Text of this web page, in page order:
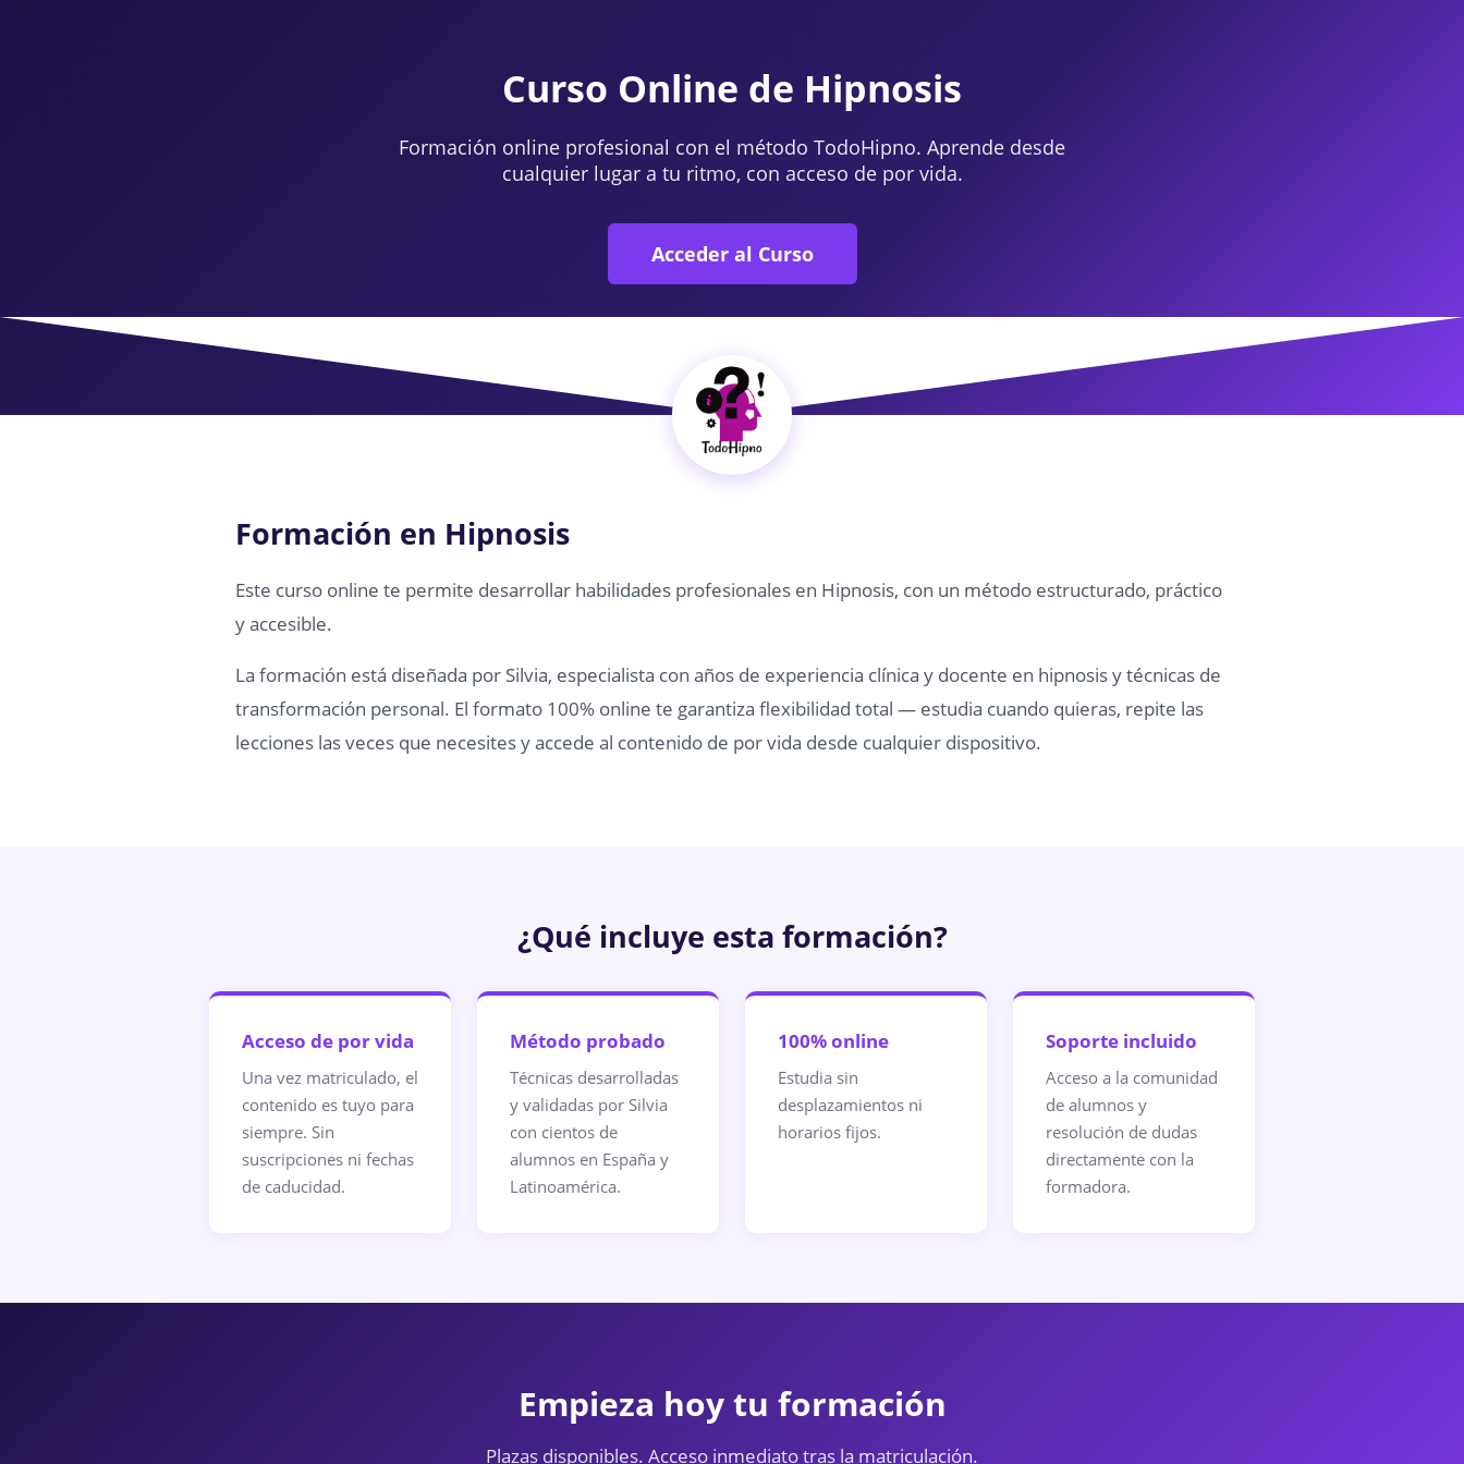
Curso Online de Hipnosis
Formación online profesional con el método TodoHipno. Aprende desde
cualquier lugar a tu ritmo, con acceso de por vida.
Acceder al Curso
Formación en Hipnosis
Este curso online te permite desarrollar habilidades profesionales en Hipnosis, con un método estructurado, práctico
y accesible.
La formación está diseñada por Silvia, especialista con años de experiencia clínica y docente en hipnosis y técnicas de
transformación personal. El formato 100% online te garantiza flexibilidad total — estudia cuando quieras, repite las
lecciones las veces que necesites y accede al contenido de por vida desde cualquier dispositivo.
¿Qué incluye esta formación?
Acceso de por vida
Una vez matriculado, el
contenido es tuyo para
siempre. Sin
suscripciones ni fechas
de caducidad.
Método probado
Técnicas desarrolladas
y validadas por Silvia
con cientos de
alumnos en España y
Latinoamérica.
100% online
Estudia sin
desplazamientos ni
horarios fijos.
Soporte incluido
Acceso a la comunidad
de alumnos y
resolución de dudas
directamente con la
formadora.
Empieza hoy tu formación
Plazas disponibles. Acceso inmediato tras la matriculación.